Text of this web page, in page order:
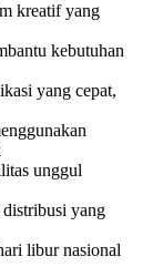
kreatif yang
kebutuhan
yang cepat,
unggul
distribusi yang
libur nasional